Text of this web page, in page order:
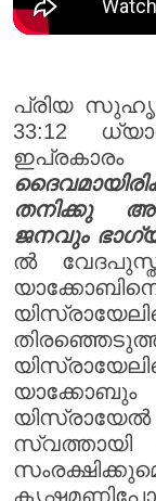
പ്രിയ
33:12
തനിക്കു
ജനവും
ൽ
സ്വത്തായി